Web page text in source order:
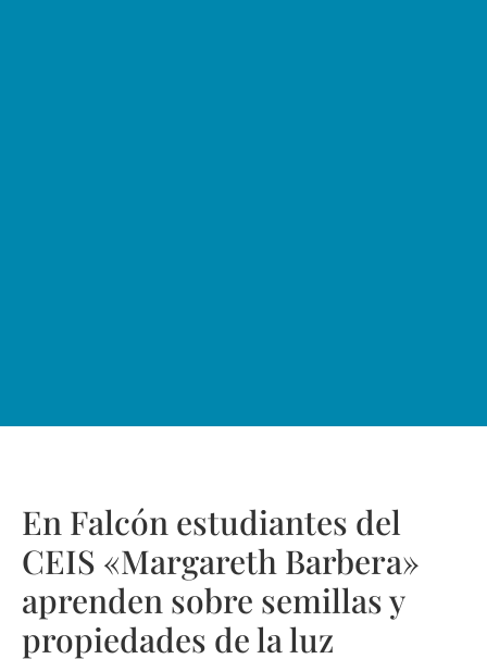
En Falcón estudiantes del
CEIS «Margareth Barbera»
aprenden sobre semillas y
propiedades de la luz